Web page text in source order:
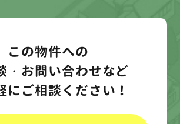
この物件への
・お問い合わせなど
にご相談ください！